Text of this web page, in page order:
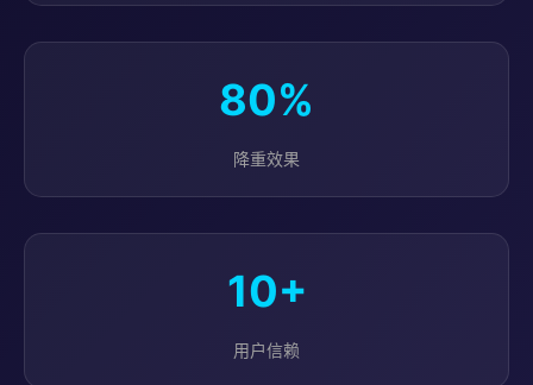
80%
降重效果
10+
用户信赖